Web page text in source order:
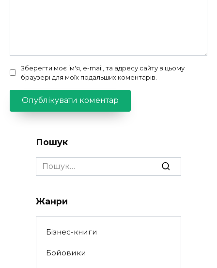
Зберегти моє ім'я, e-mail, та адресу сайту в цьому
браузері для моїх подальших коментарів.
Пошук
Search
for:
Жанри
Бізнес-книги
Бойовики